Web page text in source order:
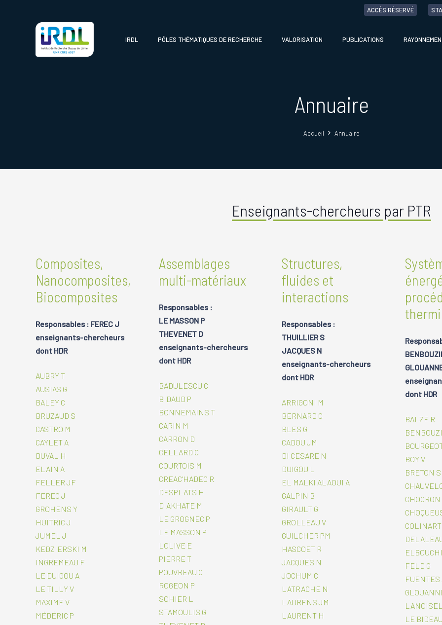
ACCÈS RÉSERVÉ
IRDL PÔLES THÉMATIQUES DE RECHERCHE VALORISATION PUBLICATIONS
Annuaire
Accueil Annuaire
Enseignants-chercheurs par PTR
Composites,
Nanocomposites,
Biocomposites
Responsables : FEREC J
enseignants-chercheurs
dont HDR
AUBRY T
AUSIAS G
BALEY C
BRUZAUD S
CASTRO M
CAYLET A
DUVAL H
ELAIN A
FELLER JF
FEREC J
GROHENS Y
HUITRIC J
JUMEL J
KEDZIERSKI M
INGREMEAU F
LE DUIGOU A
LE TILLY V
MAXIME V
MÉDÉRIC P
Assemblages
multi-matériaux
Responsables :
LE MASSON P
THEVENET D
enseignants-chercheurs
dont HDR
BADULESCU C
BIDAUD P
BONNEMAINS T
CARIN M
CARRON D
CELLARD C
COURTOIS M
CREAC’HADEC R
DESPLATS H
DIAKHATE M
LE GROGNEC P
LE MASSON P
LOLIVE E
PIERRE T
POUVREAU C
ROGEON P
SOHIER L
STAMOULIS G
Structures,
fluides et
interactions
Responsables :
THUILLIER S
JACQUES N
enseignants-chercheurs
dont HDR
ARRIGONI M
BERNARD C
BLES G
CADOU JM
DI CESARE N
DUIGOU L
EL MALKI ALAOUI A
GALPIN B
GIRAULT G
GROLLEAU V
GUILCHER PM
HASCOET R
JACQUES N
JOCHUM C
LATRACHE N
LAURENS JM
LAURENT H
dont HDR
BALZE R
BOY V
BRETON S
CHOCRON
FELD G
FUENTES
LE